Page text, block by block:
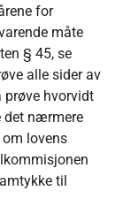
for
måte
§ 45, se
alle sider av
prøve hvorvidt
det nærmere
lovens
til